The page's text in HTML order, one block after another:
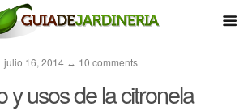
julio 16, 2014 ↔ 10 comments
y usos de la citronela